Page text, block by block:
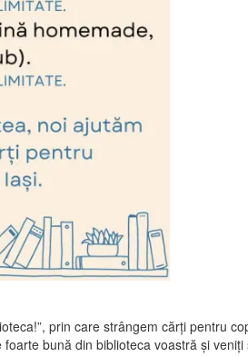
prin care strângem cărți pentru
bună din biblioteca voastră și